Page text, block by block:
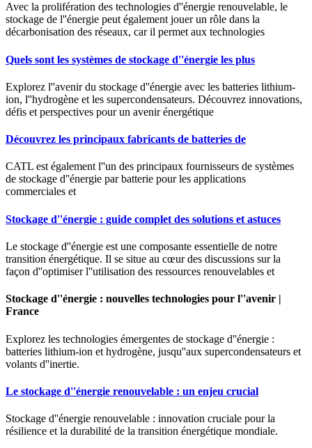
Avec la prolifération des technologies d''énergie renouvelable, le
stockage de l''énergie peut également jouer un rôle dans la
décarbonisation des réseaux, car il permet aux technologies
Quels sont les systèmes de stockage d''énergie les plus
Explorez l''avenir du stockage d''énergie avec les batteries lithium-
ion, l''hydrogène et les supercondensateurs. Découvrez innovations,
défis et perspectives pour un avenir énergétique
Découvrez les principaux fabricants de batteries de
CATL est également l''un des principaux fournisseurs de systèmes
de stockage d''énergie par batterie pour les applications
commerciales et
Stockage d''énergie : guide complet des solutions et astuces
Le stockage d''énergie est une composante essentielle de notre
transition énergétique. Il se situe au cœur des discussions sur la
façon d''optimiser l''utilisation des ressources renouvelables et
Stockage d''énergie : nouvelles technologies pour l''avenir |
France
Explorez les technologies émergentes de stockage d''énergie :
batteries lithium-ion et hydrogène, jusqu''aux supercondensateurs et
volants d''inertie.
Le stockage d''énergie renouvelable : un enjeu crucial
Stockage d''énergie renouvelable : innovation cruciale pour la
résilience et la durabilité de la transition énergétique mondiale.